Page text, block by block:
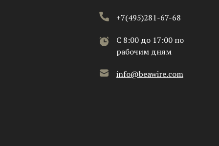
+7(495)281-67-68
C 8:00 до 17:00 по
рабочим дням
info@beawire.com